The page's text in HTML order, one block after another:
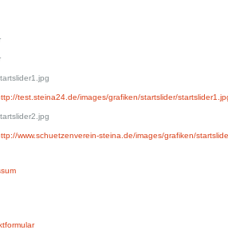
test.steina24.de/images/grafiken/startslider/
www.schuetzenverein-steina.de/images/grafiken/